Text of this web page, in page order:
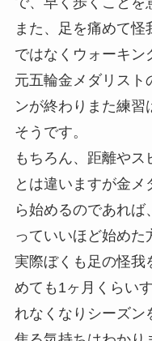
また、足を痛めて
ではなくウォーキン
元五輪金メダリスト
ンが終わりまた練習
そうです。
もちろん、距離やス
とは違いますが金
ら始めるのであれ
っていいほど始めた
実際ぼくも足の怪我
めても1ヶ月くらい
れなくなりシーズン